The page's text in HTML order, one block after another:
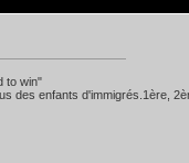
to win"
des enfants d'immigrés.1ère,